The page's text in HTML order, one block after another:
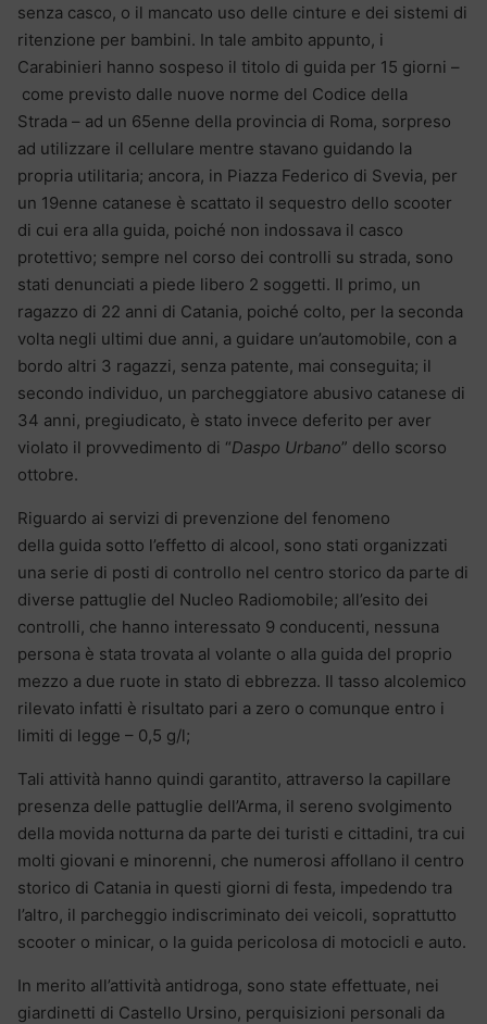
senza casco, o il mancato uso delle cinture e dei sistemi di
ritenzione per bambini. In tale ambito appunto, i
Carabinieri hanno sospeso il titolo di guida per 15 giorni –
come previsto dalle nuove norme del Codice della
Strada – ad un 65enne della provincia di Roma, sorpreso
ad utilizzare il cellulare mentre stavano guidando la
propria utilitaria; ancora, in Piazza Federico di Svevia, per
un 19enne catanese è scattato il sequestro dello scooter
di cui era alla guida, poiché non indossava il casco
protettivo; sempre nel corso dei controlli su strada, sono
stati denunciati a piede libero 2 soggetti. Il primo, un
ragazzo di 22 anni di Catania, poiché colto, per la seconda
volta negli ultimi due anni, a guidare un’automobile, con a
bordo altri 3 ragazzi, senza patente, mai conseguita; il
secondo individuo, un parcheggiatore abusivo catanese di
34 anni, pregiudicato, è stato invece deferito per aver
violato il provvedimento di “Daspo Urbano” dello scorso
ottobre.
Riguardo ai servizi di prevenzione del fenomeno
della guida sotto l’effetto di alcool, sono stati organizzati
una serie di posti di controllo nel centro storico da parte di
diverse pattuglie del Nucleo Radiomobile; all’esito dei
controlli, che hanno interessato 9 conducenti, nessuna
persona è stata trovata al volante o alla guida del proprio
mezzo a due ruote in stato di ebbrezza. Il tasso alcolemico
rilevato infatti è risultato pari a zero o comunque entro i
limiti di legge – 0,5 g/l;
Tali attività hanno quindi garantito, attraverso la capillare
presenza delle pattuglie dell’Arma, il sereno svolgimento
della movida notturna da parte dei turisti e cittadini, tra cui
molti giovani e minorenni, che numerosi affollano il centro
storico di Catania in questi giorni di festa, impedendo tra
l’altro, il parcheggio indiscriminato dei veicoli, soprattutto
scooter o minicar, o la guida pericolosa di motocicli e auto.
In merito all’attività antidroga, sono state effettuate, nei
giardinetti di Castello Ursino, perquisizioni personali da